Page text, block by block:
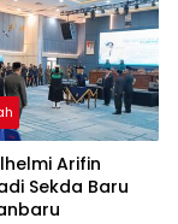
Arifin
Sekda Baru